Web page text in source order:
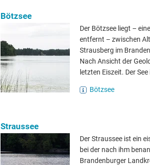
Bötzsee
Der Bötzsee liegt –
entfernt – zwischen
Strausberg im
Nach Ansicht der
letzten Eiszeit. Der
Bötzsee
Straussee
Der Straussee ist ein
bei der nach ihm
Brandenburger